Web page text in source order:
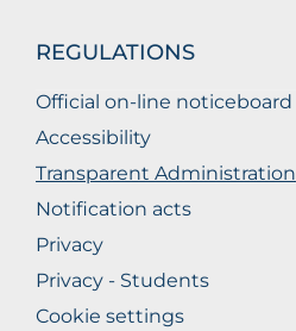
REGULATIONS
Official on-line noticeboard
Accessibility
Transparent Administration
Notification acts
Privacy
Privacy - Students
Cookie settings